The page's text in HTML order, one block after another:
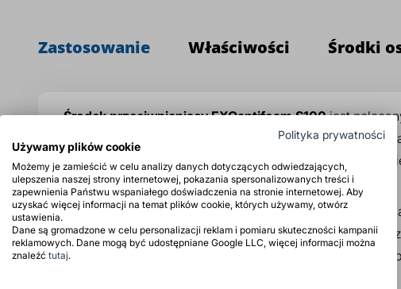
Zastosowanie
Środek przeciwpieniący EXOantifoam S100jest
niepożądane. Może ono bowiem powodować przestoje
usuwania piany podczas procesów w przemyśle farb i
Używany jest także w branży samochodowej.
Środek przeciwpieniący EXOantifoam S100to
szczególności zawierających surfaktanty, gdzie
usuwa pianę w procesach przemysłowych, dzięki
Właściwości Środki
Polityka prywatności
Używamy plików cookie
Możemy je zamieścić w celu analizy danych dotyczących odwiedzających,
ulepszenia naszej strony internetowej, pokazania spersonalizowanych treści i
zapewnienia Państwu wspaniałego doświadczenia na stronie internetowej. Aby
uzyskać więcej informacji na temat plików cookie, których używamy, otwórz
ustawienia.
Dane są gromadzone w celu personalizacji reklam i pomiaru skuteczności kampanii
reklamowych. Dane mogą być udostępniane Google LLC, więcej informacji można
znaleźć tutaj.